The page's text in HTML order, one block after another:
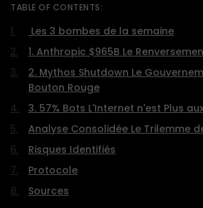
TABLE OF CONTENTS:
Les 3 bombes de la semaine
1. Anthropic $965B Le
2. Mythos Shutdown Le
Bouton Rouge
3. 57% Bots L'Internet n'est Plus
Analyse Consolidée Le Trilemme
Risques Identifiés
Protocole
Sources